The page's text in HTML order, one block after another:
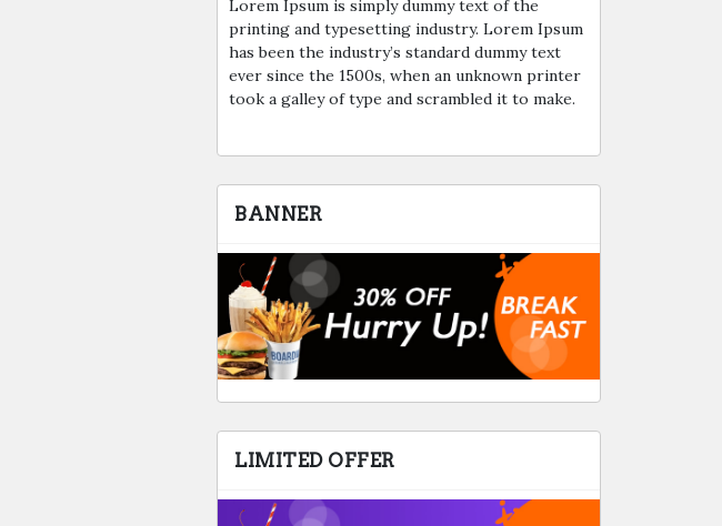
Lorem Ipsum is simply dummy text of the
printing and typesetting industry. Lorem Ipsum
has been the industry’s standard dummy text
ever since the 1500s, when an unknown printer
took a galley of type and scrambled it to make.
BANNER
LIMITED OFFER